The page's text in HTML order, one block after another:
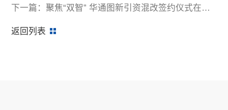
示交流会
下一篇：聚焦“双智” 华通图新引资混改签约仪式在青
返回列表